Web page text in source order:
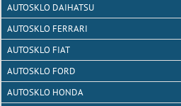
AUTOSKLO DAIHATSU
AUTOSKLO FERRARI
AUTOSKLO FIAT
AUTOSKLO FORD
AUTOSKLO HONDA